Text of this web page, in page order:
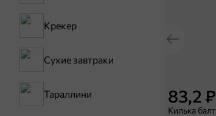
Крекер
Сухие завтраки
Тараллини 83,2 ₽